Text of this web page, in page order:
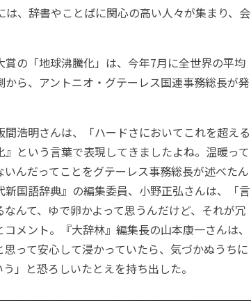
、辞書やことばに関心の高い人々が集まり、会
の「地球沸騰化」は、今年7月に全世界の平均
ら、アントニオ・グテーレス国連事務総長が発
浩明さんは、「ハードさにおいてこれを超える
という言葉で表現してきましたよね。温暖って
んだってことをグテーレス事務総長が述べたん
国語辞典』の編集委員、小野正弘さんは、「言
んて、ゆで卵かよって思うんだけど、それが冗
メント。『大辞林』編集長の山本康一さんは、
って安心して浸かっていたら、気づかぬうちに
」と恐ろしいたとえを持ち出した。